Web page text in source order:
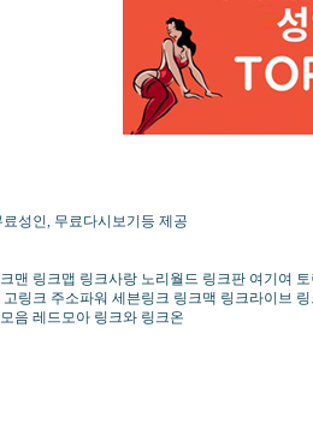
성인, 무료다시보기등 제공
맨 링크맵 링크사랑 노리월드 링크판 여기여
링크 주소파워 세븐링크 링크맥 링크라이브
음 레드모아 링크와 링크온